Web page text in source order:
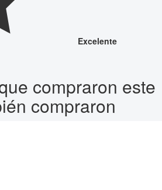
Excelente
compraron este
compraron